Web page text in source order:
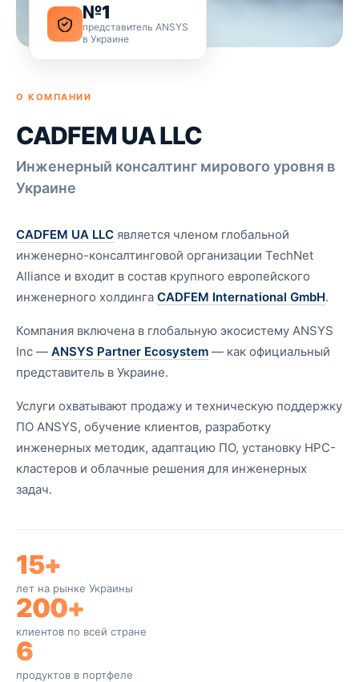
О КОМПАНИИ
CADFEM UA LLC
Инженерный консалтинг мирового уровня в
Украине
CADFEM UA LLC является членом глобальной
инженерно-консалтинговой организации TechNet
Alliance и входит в состав крупного европейского
инженерного холдинга CADFEM International GmbH.
Компания включена в глобальную экосистему ANSYS
Inc — ANSYS Partner Ecosystem — как официальный
представитель в Украине.
Услуги охватывают продажу и техническую поддержку
ПО ANSYS, обучение клиентов, разработку
инженерных методик, адаптацию ПО, установку HPC-
кластеров и облачные решения для инженерных
задач.
15+
лет на рынке Украины
200+
клиентов по всей стране
6
продуктов в портфеле
№1
представитель ANSYS
в Украине